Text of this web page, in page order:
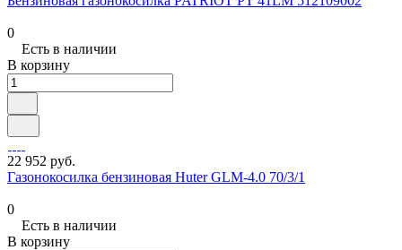
0
Есть в наличии
В корзину
22 952 руб.
Газонокосилка бензиновая Huter GLM-4.0 70/3/1
0
Есть в наличии
В корзину